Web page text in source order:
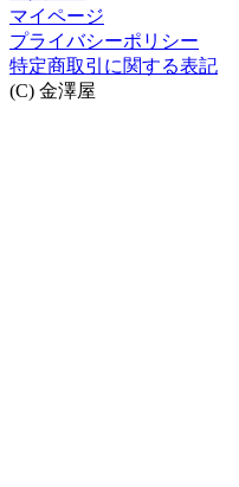
マイページ
プライバシーポリシー
特定商取引に関する表記
(C) 金澤屋